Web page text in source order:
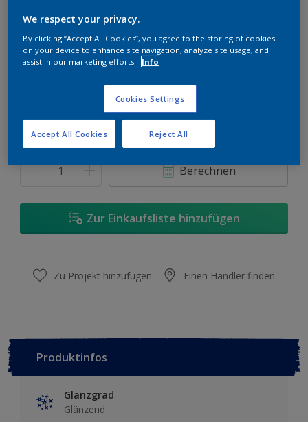
Farbe auswählen
1 l
Menge Wieviel Farbe wird benötigt?
Berechnen
Zur Einkaufsliste hinzufügen
Zu Projekt hinzufügen Einen Händler finden
Produktinfos
Glanzgrad
Glänzend
We respect your privacy.
By clicking “Accept All Cookies”, you agree to the storing of cookies
on your device to enhance site navigation, analyze site usage, and
assist in our marketing efforts.
Info
Cookies Settings
Reject All
Accept All Cookies